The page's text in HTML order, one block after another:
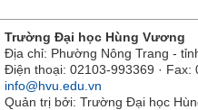
Trường Đại học Hùng Vương
Địa chỉ: Phường Nông Trang -
Điện thoại: 02103-993369 · Fax:
info@hvu.edu.vn
Quản trị bởi: Trường Đại học